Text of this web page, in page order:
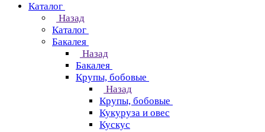
Каталог
Назад
Каталог
Бакалея
Назад
Бакалея
Крупы, бобовые
Назад
Крупы, бобовые
Кукуруза и овес
Кускус